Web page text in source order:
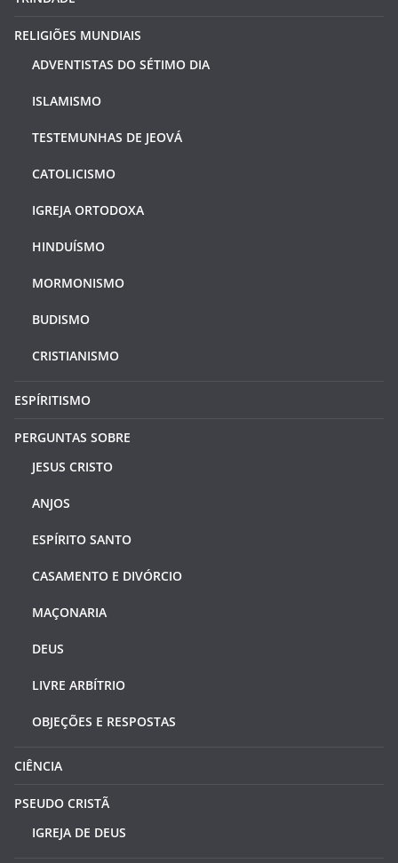
RELIGIÕES MUNDIAIS
ADVENTISTAS DO SÉTIMO DIA
ISLAMISMO
TESTEMUNHAS DE JEOVÁ
CATOLICISMO
IGREJA ORTODOXA
HINDUÍSMO
MORMONISMO
BUDISMO
CRISTIANISMO
ESPÍRITISMO
PERGUNTAS SOBRE
JESUS CRISTO
ANJOS
ESPÍRITO SANTO
CASAMENTO E DIVÓRCIO
MAÇONARIA
DEUS
LIVRE ARBÍTRIO
OBJEÇÕES E RESPOSTAS
CIÊNCIA
PSEUDO CRISTÃ
IGREJA DE DEUS